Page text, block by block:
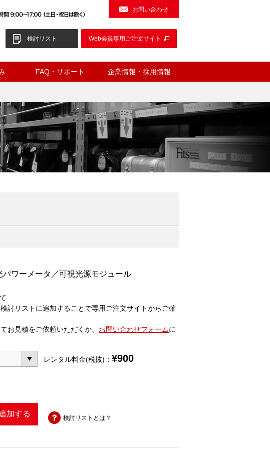
お問い合わせ
検討リスト Web会員専用ご注文サイト
FAQ・サポート 企業情報・採用情報
ワーメータ／可視光源モジュール
討リストに追加することで専用ご注文サイトからご確
お見積をご依頼いただくか、 お問い合わせフォームに
レンタル料金(税抜)： ¥900
加する 検討リストとは？